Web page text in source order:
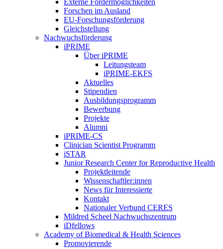
Externe Fördermöglichkeiten
Forschen im Ausland
EU-Forschungsförderung
Gleichstellung
Nachwuchsförderung
iPRIME
Über iPRIME
Leitungsteam
iPRIME-EKFS
Aktuelles
Stipendien
Ausbildungsprogramm
Bewerbung
Projekte
Alumni
iPRIME-CS
Clinician Scientist Programm
iSTAR
Junior Research Center for Reproductive Health
Projektleitende
Wissenschaftler:innen
News für Interessierte
Kontakt
Nationaler Verbund CERES
Mildred Scheel Nachwuchszentrum
iDfellows
Academy of Biomedical & Health Sciences
Promovierende